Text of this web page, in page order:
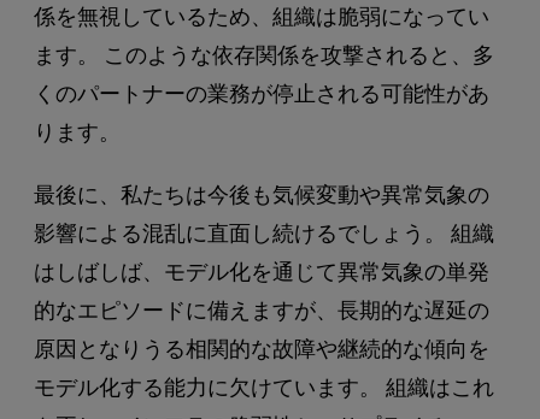
係を無視しているため、組織は脆弱になってい
ます。 このような依存関係を攻撃されると、多
くのパートナーの業務が停止される可能性があ
ります。
最後に、私たちは今後も気候変動や異常気象の
影響による混乱に直面し続けるでしょう。 組織
はしばしば、モデル化を通じて異常気象の単発
的なエピソードに備えますが、長期的な遅延の
原因となりうる相関的な故障や継続的な傾向を
モデル化する能力に欠けています。 組織はこれ